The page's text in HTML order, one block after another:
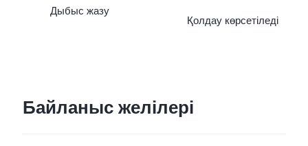
Дыбыс жазу
Қолдау көрсетіледі
Байланыс желілері